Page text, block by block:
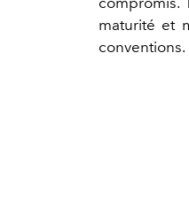
maturité et
conventions.